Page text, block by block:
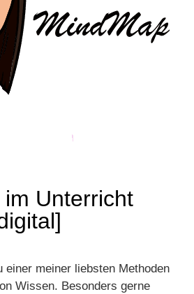
Unterricht
einer meiner liebsten Methoden
Wissen. Besonders gerne